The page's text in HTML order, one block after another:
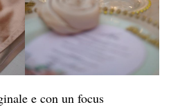
e con un focus